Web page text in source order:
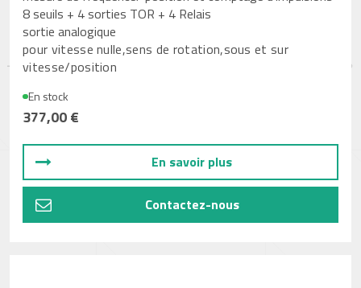
8 seuils + 4 sorties TOR + 4 Relais
sortie analogique
pour vitesse nulle,sens de rotation,sous et sur
vitesse/position
En stock
377,00 €
En savoir plus
Contactez-nous